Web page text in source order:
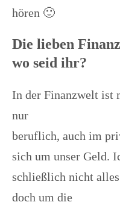
hören 🙂
Die lieben
wo seid ihr?
In der Finanzwelt ist
nur
beruflich, auch im
sich um unser Geld.
schließlich nicht
doch um die